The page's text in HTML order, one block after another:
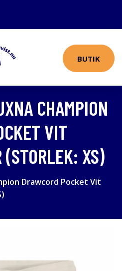
BUTIK
CHAMPION
VIT
(STORLEK: XS)
Drawcord Pocket Vit